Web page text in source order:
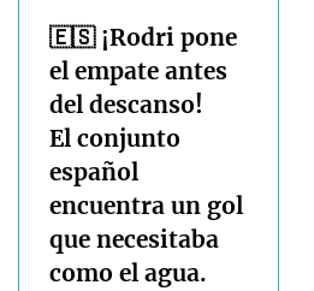
🇪🇸 ¡Rodri pone
el empate antes
del descanso!
El conjunto
español
encuentra un gol
que necesitaba
como el agua.